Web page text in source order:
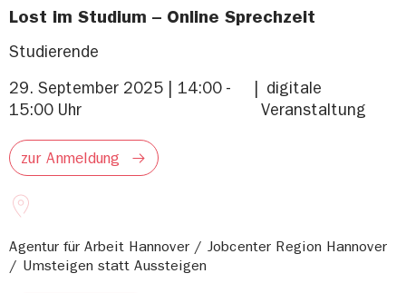
Lost im Studium – Online Sprechzeit
Studierende
29. September 2025 | 14:00 -
15:00 Uhr
digitale
Veranstaltung
zur Anmeldung
Agentur für Arbeit Hannover / Jobcenter Region Hannover
/ Umsteigen statt Aussteigen